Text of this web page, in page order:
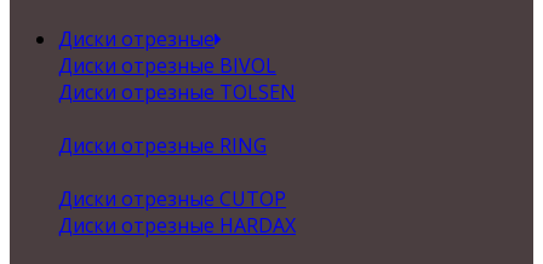
Диски отрезные
Диски отрезные BIVOL
Диски отрезные TOLSEN
Диски отрезные RING
Диски отрезные CUTOP
Диски отрезные HARDAX